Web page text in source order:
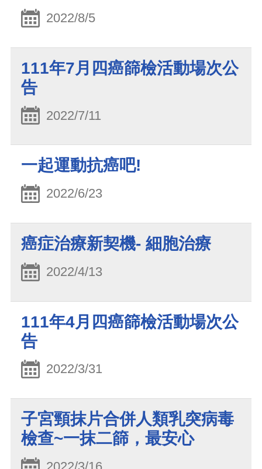
2022/8/5
111年7月四癌篩檢活動場次公
告
2022/7/11
一起運動抗癌吧!
2022/6/23
癌症治療新契機- 細胞治療
2022/4/13
111年4月四癌篩檢活動場次公
告
2022/3/31
子宮頸抹片合併人類乳突病毒
檢查~一抹二篩，最安心